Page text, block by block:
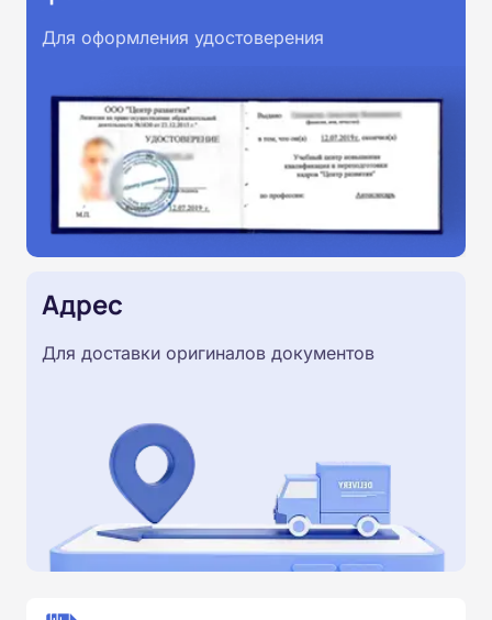
Для оформления удостоверения
Адрес
Для доставки оригиналов документов